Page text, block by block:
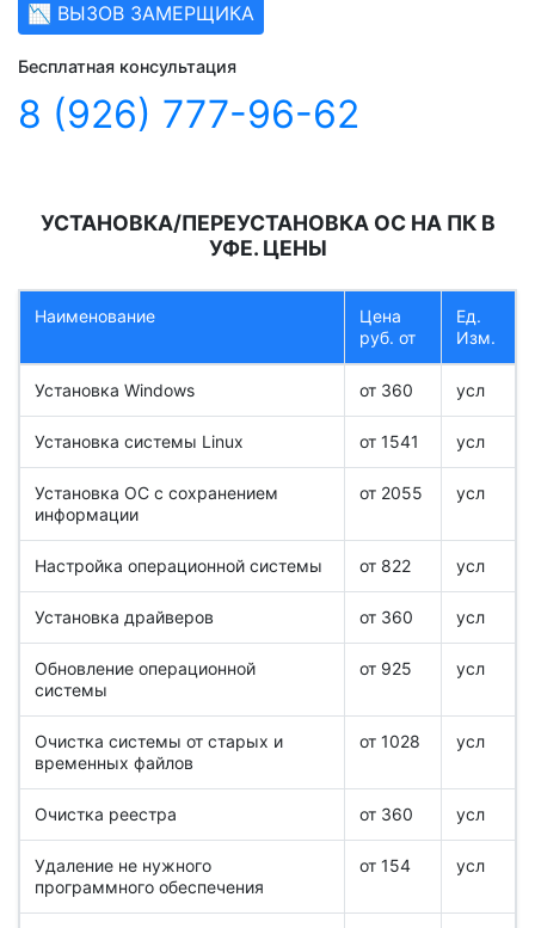
📉 ВЫЗОВ ЗАМЕРЩИКА
Бесплатная консультация
8 (926) 777-96-62
УСТАНОВКА/ПЕРЕУСТАНОВКА ОС НА ПК В
УФЕ. ЦЕНЫ
Наименование
Цена
руб. от
Ед.
Изм.
Установка Windows от 360 усл
Установка системы Linux от 1541 усл
Установка ОС с сохранением
информации
от 2055 усл
Настройка операционной системы от 822 усл
Установка драйверов от 360 усл
Обновление операционной
системы
от 925 усл
Очистка системы от старых и
временных файлов
от 1028 усл
Очистка реестра от 360 усл
Удаление не нужного
программного обеспечения
от 154 усл